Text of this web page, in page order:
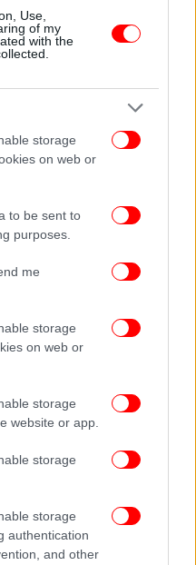
Use,
of my
with the
storage
on web or
to be sent to
purposes.
me
storage
on web or
storage
website or app.
storage
storage
authentication
and other
Τραμπ ετοιμάζει επίθεση
δυνάμεις στη Μέση
οι αγοραστές στην
και 48ωρη
που θέλουν προσοχή